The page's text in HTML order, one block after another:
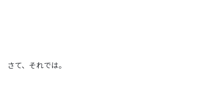
さて、それでは。